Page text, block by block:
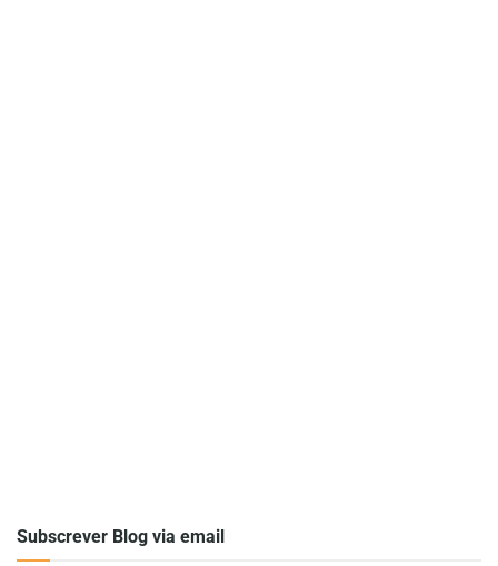
Subscrever Blog via email